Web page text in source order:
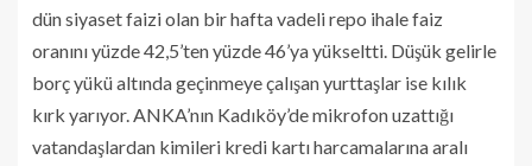
dün siyaset faizi olan bir hafta vadeli repo ihale faiz
oranını yüzde 42,5’ten yüzde 46’ya yükseltti. Düşük gelirle
borç yükü altında geçinmeye çalışan yurttaşlar ise kılık
kırk yarıyor. ANKA’nın Kadıköy’de mikrofon uzattığı
vatandaşlardan kimileri kredi kartı harcamalarına aralı